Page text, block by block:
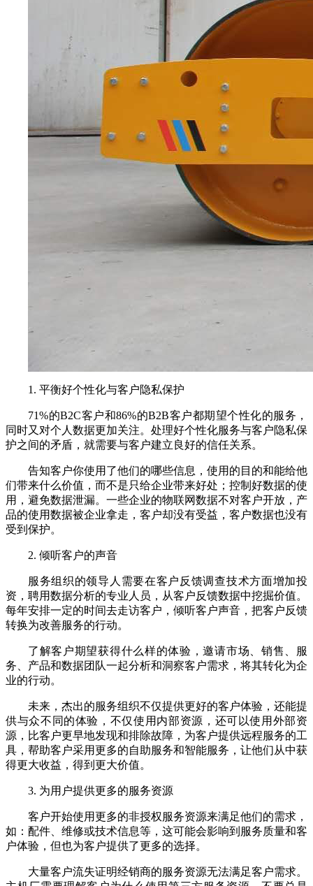
1. 平衡好个性化与客户隐私保护
71%的B2C客户和86%的B2B客户都期望个性化的服务，
同时又对个人数据更加关注。处理好个性化服务与客户隐私保
护之间的矛盾，就需要与客户建立良好的信任关系。
告知客户你使用了他们的哪些信息，使用的目的和能给他
们带来什么价值，而不是只给企业带来好处；控制好数据的使
用，避免数据泄漏。一些企业的物联网数据不对客户开放，产
品的使用数据被企业拿走，客户却没有受益，客户数据也没有
受到保护。
2. 倾听客户的声音
服务组织的领导人需要在客户反馈调查技术方面增加投
资，聘用数据分析的专业人员，从客户反馈数据中挖掘价值。
每年安排一定的时间去走访客户，倾听客户声音，把客户反馈
转换为改善服务的行动。
了解客户期望获得什么样的体验，邀请市场、销售、服
务、产品和数据团队一起分析和洞察客户需求，将其转化为企
业的行动。
未来，杰出的服务组织不仅提供更好的客户体验，还能提
供与众不同的体验，不仅使用内部资源，还可以使用外部资
源，比客户更早地发现和排除故障，为客户提供远程服务的工
具，帮助客户采用更多的自助服务和智能服务，让他们从中获
得更大收益，得到更大价值。
3. 为用户提供更多的服务资源
客户开始使用更多的非授权服务资源来满足他们的需求，
如：配件、维修或技术信息等，这可能会影响到服务质量和客
户体验，但也为客户提供了更多的选择。
大量客户流失证明经销商的服务资源无法满足客户需求。